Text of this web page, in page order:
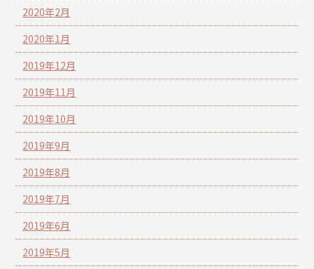
2020年2月
2020年1月
2019年12月
2019年11月
2019年10月
2019年9月
2019年8月
2019年7月
2019年6月
2019年5月